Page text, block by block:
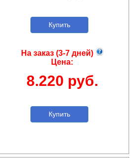
Купить
На заказ (3-7 дней)
Цена:
8.220 руб.
Купить